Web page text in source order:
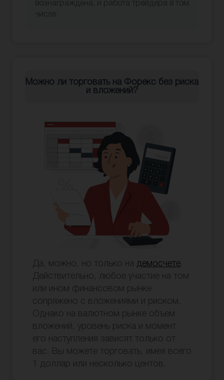
вознаграждена, и работа трейдера в том
числе.
Можно ли торговать на Форекс без риска
и вложений?
Да, можно, но только на демосчете.
Действительно, любое участие на том
или ином финансовом рынке
сопряжено с вложениями и риском.
Однако на валютном рынке объем
вложений, уровень риска и момент
его наступления зависят только от
вас. Вы можете торговать, имея всего
1 доллар или несколько центов.